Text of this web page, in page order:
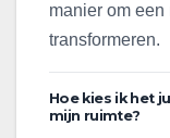
manier om
transformeren.
Hoe kies ik het
mijn ruimte?